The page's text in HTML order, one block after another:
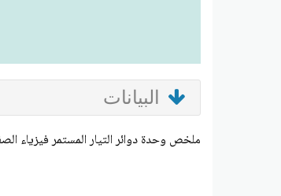
البيانات
ملخص وحدة دوائر التيار المستمر فيزياء